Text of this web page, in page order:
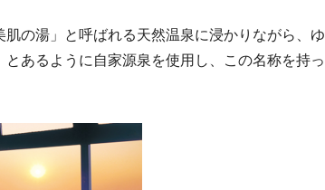
の湯」と呼ばれる天然温泉に浸かりながら、ゆ
あるように自家源泉を使用し、この名称を持っ